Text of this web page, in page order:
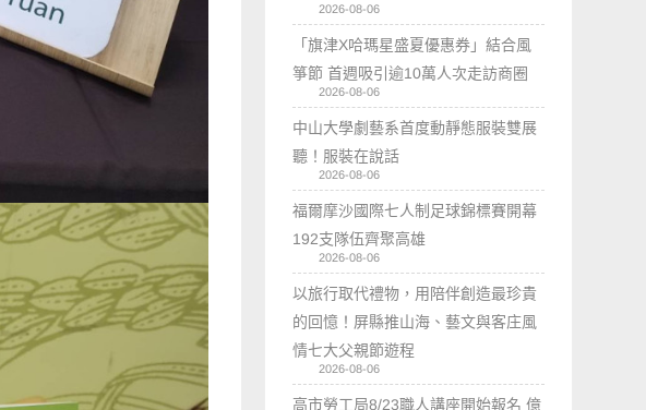
2026-08-06
「旗津X哈瑪星盛夏優惠券」結合風
箏節 首週吸引逾10萬人次走訪商圈
2026-08-06
中山大學劇藝系首度動靜態服裝雙展
聽！服裝在說話
2026-08-06
福爾摩沙國際七人制足球錦標賽開幕
192支隊伍齊聚高雄
2026-08-06
以旅行取代禮物，用陪伴創造最珍貴
的回憶！屏縣推山海、藝文與客庄風
情七大父親節遊程
2026-08-06
高市勞工局8/23職人講座開始報名 億